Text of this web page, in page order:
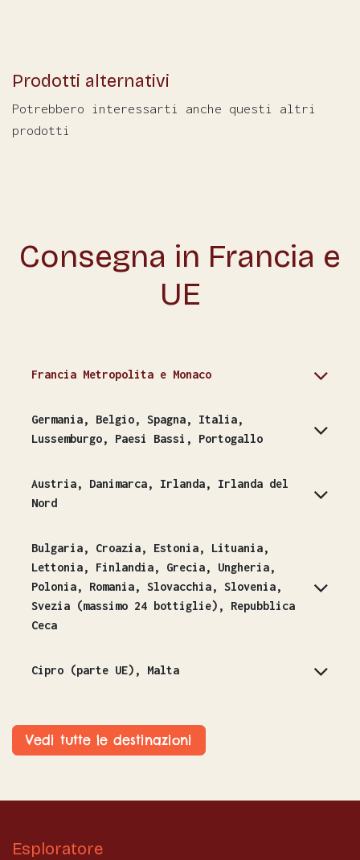
Prodotti alternativi
Potrebbero interessarti anche questi altri
prodotti
Consegna in Francia e
UE
Francia Metropolita e Monaco
Germania, Belgio, Spagna, Italia,
Lussemburgo, Paesi Bassi, Portogallo
Austria, Danimarca, Irlanda, Irlanda del
Nord
Bulgaria, Croazia, Estonia, Lituania,
Lettonia, Finlandia, Grecia, Ungheria,
Polonia, Romania, Slovacchia, Slovenia,
Svezia (massimo 24 bottiglie), Repubblica
Ceca
Cipro (parte UE), Malta
Vedi tutte le destinazioni
Esploratore